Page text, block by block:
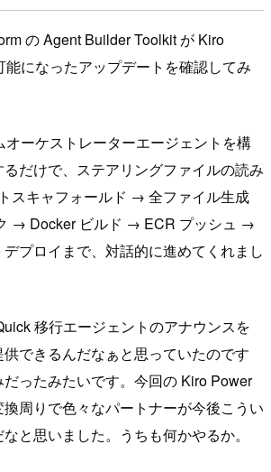
の Agent Builder Toolkit が Kiro
になったアップデートを確認してみ
オーケストレーターエージェントを構
だけで、ステアリングファイルの読み
スキャフォールド → 全ファイル生成
→ Docker ビルド → ECR プッシュ →
プロイまで、対話的に進めてくれまし
移行エージェントのアナウンスを
できるんだなぁと思っていたのです
ったみたいです。今回の Kiro Power
周りで色々なパートナーが今後こうい
と思いました。うちも何かやるか。